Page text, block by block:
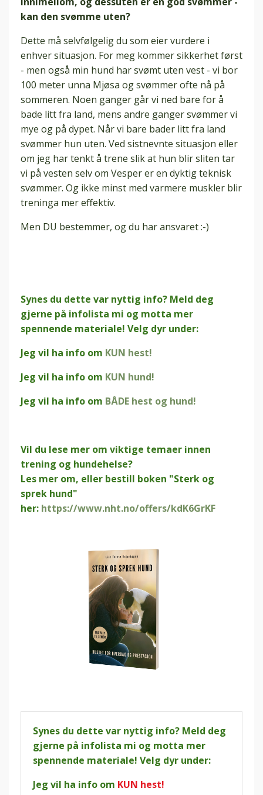
kan den svømme uten?
Dette må selvfølgelig du som eier vurdere i
enhver situasjon. For meg kommer sikkerhet først
- men også min hund har svømt uten vest - vi bor
100 meter unna Mjøsa og svømmer ofte nå på
sommeren. Noen ganger går vi ned bare for å
bade litt fra land, mens andre ganger svømmer vi
mye og på dypet. Når vi bare bader litt fra land
svømmer hun uten. Ved sistnevnte situasjon eller
om jeg har tenkt å trene slik at hun blir sliten tar
vi på vesten selv om Vesper er en dyktig teknisk
svømmer. Og ikke minst med varmere muskler blir
treninga mer effektiv.
Men DU bestemmer, og du har ansvaret :-)
Synes du dette var nyttig info? Meld deg
gjerne på infolista mi og motta mer
spennende materiale! Velg dyr under:
Jeg vil ha info om KUN hest!
Jeg vil ha info om KUN hund!
Jeg vil ha info om BÅDE hest og hund!
Vil du lese mer om viktige temaer innen
trening og hundehelse?
Les mer om, eller bestill boken "Sterk og
sprek hund"
her: https://www.nht.no/offers/kdK6GrKF
Synes du dette var nyttig info? Meld deg
gjerne på infolista mi og motta mer
spennende materiale! Velg dyr under:
Jeg vil ha info om KUN hest!